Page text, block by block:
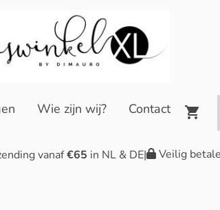
Wie zijn wij? Contact
vanaf€65 in NL & DE| Veilig